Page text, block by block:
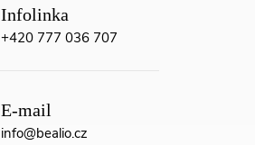
info@bealio.cz
+420 777 036 707